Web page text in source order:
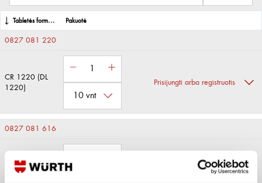
Tabletės formos baterijos IEC tipas
Pakuotė
0827 081 220
CR 1220 (DL
1220)
Prisijungti arba registruotis
0827 081 616
CR 1616 (DL
Prisijungti arba registruotis